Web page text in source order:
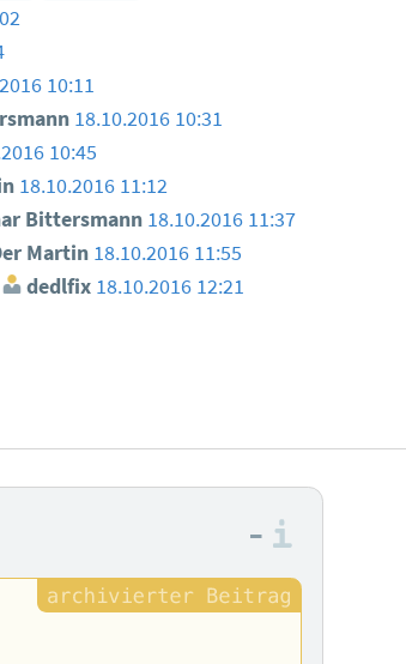
10:11
18.10.2016 10:31
10:45
18.10.2016 11:12
Bittersmann 18.10.2016 11:37
Martin 18.10.2016 11:55
dedlfix 18.10.2016 12:21
–